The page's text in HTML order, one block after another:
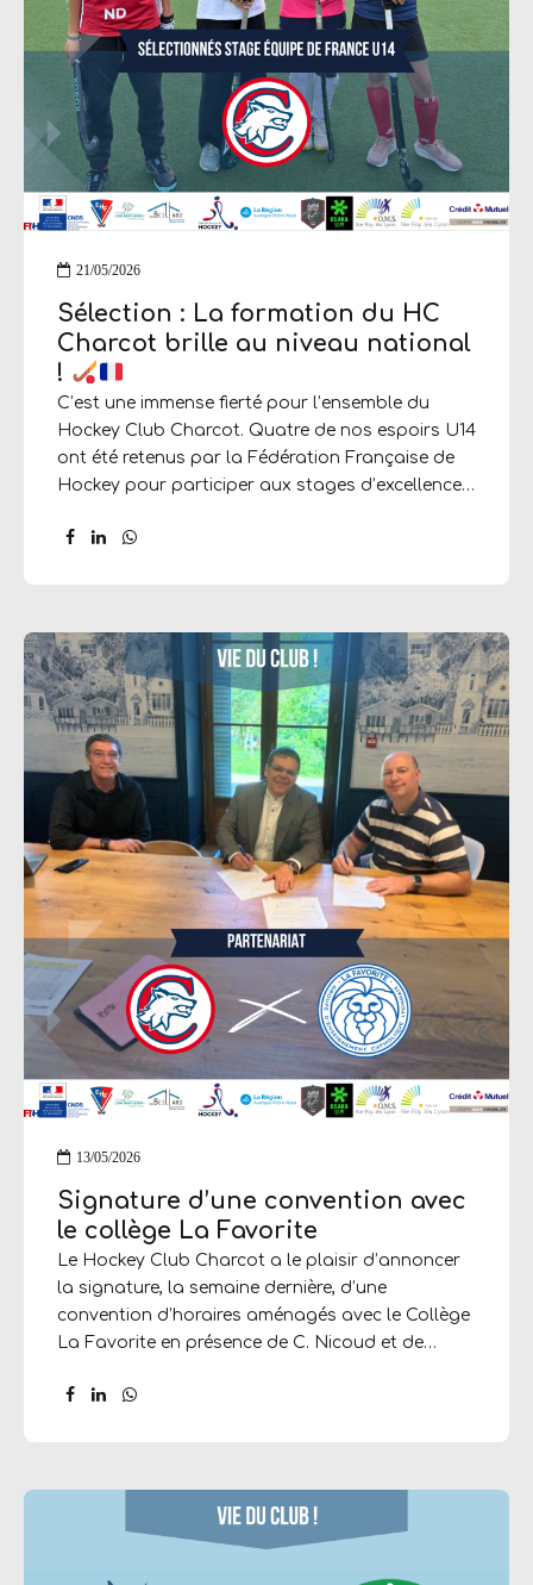
21/05/2026
Sélection : La formation du HC
Charcot brille au niveau national
!
C’est une immense fierté pour l’ensemble du
Hockey Club Charcot. Quatre de nos espoirs U14
ont été retenus par la Fédération Française de
Hockey pour participer aux stages d’excellence
Ambition Bleues » à Dunkerque Félicitations à
regroupera les meilleures joueuses françaises de
la catégorie pour 4 jours d’immersion dans le
haut niveau. Au programme : travail intensif
(physique, technique, tactique, mental), deux
entraînements quotidiens et des ateliers
spécifiques «...
13/05/2026
Signature d’une convention avec
le collège La Favorite
Le Hockey Club Charcot a le plaisir d’annoncer
la signature, la semaine dernière, d’une
convention d’horaires aménagés avec le Collège
La Favorite en présence de C. Nicoud et de
permettra aux collégiens hockeyeurs de « La
dans le développement de notre club. Une
opportunité idéal pour s’épanouir sur le terrain